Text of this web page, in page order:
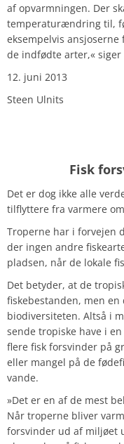
af opvarmningen. Der
temperaturændring til,
eksempelvis
de indfødte arter,« siger
12. juni 2013
Steen Ulnits
Fisk
Det er dog ikke alle
tilflyttere fra varmere
Troperne har i forvejen
der ingen andre
pladsen, når de lokale
Det betyder, at de
fiskebestanden, men
biodiversiteten. Altså i
sende tropiske have i
flere fisk forsvinder på
eller mangel på de
vande.
»Det er en af de mest
Når troperne bliver
forsvinder ud af miljøet